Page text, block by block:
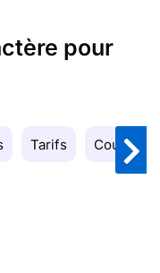
pour
Tarifs Couleurs